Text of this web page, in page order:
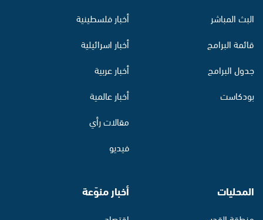
البث المباشر
قائمة البرامج
جدول البرامج
بودكاست
أخبار فلسطينية
أخبار اسرائيلية
أخبار عربية
أخبار عالمية
مقالات رأي
فيديو
المحليات أخبار منوّعة